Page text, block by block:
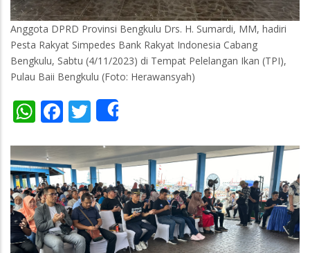
Anggota DPRD Provinsi Bengkulu Drs. H. Sumardi, MM, hadiri
Pesta Rakyat Simpedes Bank Rakyat Indonesia Cabang
Bengkulu, Sabtu (4/11/2023) di Tempat Pelelangan Ikan (TPI),
Pulau Baii Bengkulu (Foto: Herawansyah)
WhatsApp
Facebook
Twitter